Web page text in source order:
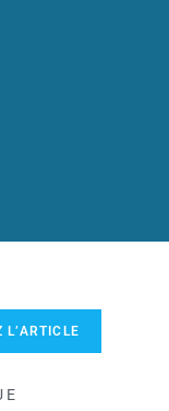
L’ARTICLE